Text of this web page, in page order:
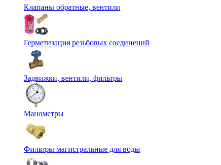
Клапаны обратные, вентили
Герметизация резьбовых соединений
Задвижки, вентили, фильтры
Манометры
Фильтры магистральные для воды